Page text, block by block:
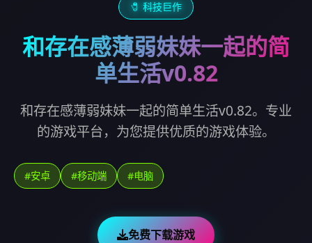
🧷 科技巨作
和存在感薄弱妹妹一起的简
单生活v0.82
和存在感薄弱妹妹一起的简单生活v0.82。专业
的游戏平台，为您提供优质的游戏体验。
#安卓 #移动端 #电脑
免费下载游戏